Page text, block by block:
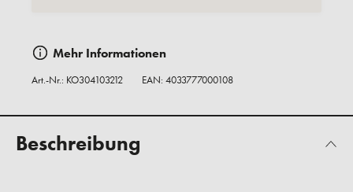
Mehr Informationen
Art.-Nr.: KO304103212 EAN: 4033777000108
Beschreibung